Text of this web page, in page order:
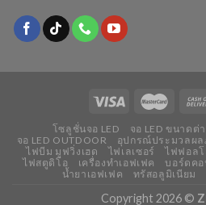
โซลูชั่นจอ LED จอ LED ขนาดต่า
จอ LED OUTDOOR
อุปกรณ์ประมวลผล
ไฟบีม มูฟวิ่งเฮด
ไฟเลเซอร์ ไฟฟอล
ไฟสตูดิโอ
เครื่องทำเอฟเฟค บอร์ดคอ
น้ำยาเอฟเฟค
ทรัสอลูมิเนียม
Copyright 2026 ©